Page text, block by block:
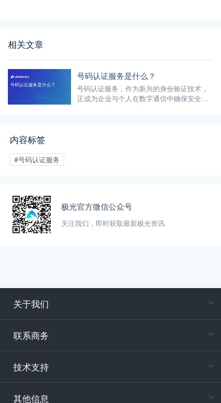
相关文章
号码认证服务是什么？
号码认证服务，作为新兴的身份验证技术，
正成为企业与个人在数字通信中确保安全与
内容标签
#号码认证服务
极光官方微信公众号
关注我们，即时获取最新极光资讯
关于我们
联系商务
技术支持
其他信息
电
400-